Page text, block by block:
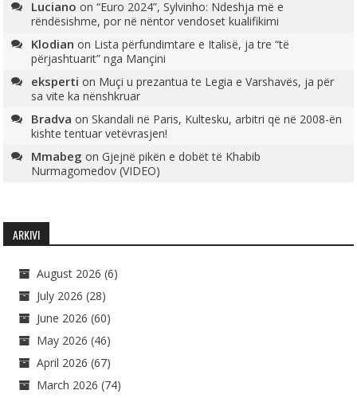
Luciano on“Euro 2024”, Sylvinho: Ndeshja më e
rëndësishme, por në nëntor vendoset kualifikimi
Klodian on Lista përfundimtare e Italisë, ja tre “të
përjashtuarit” nga Mançini
eksperti on Muçi u prezantua te Legia e Varshavës, ja për
sa vite ka nënshkruar
Bradva onSkandali në Paris, Kultesku, arbitri që në 2008-ën
kishte tentuar vetëvrasjen!
Mmabeg onGjejnë pikën e dobët të Khabib
Nurmagomedov (VIDEO)
ARKIVI
August 2026 (6)
July 2026 (28)
June 2026 (60)
May 2026 (46)
April 2026 (67)
March 2026 (74)